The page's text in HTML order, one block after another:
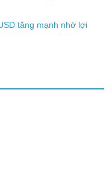
tăng mạnh nhờ lợi